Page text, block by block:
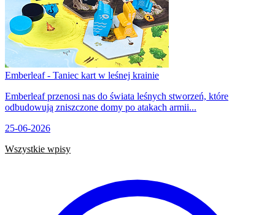
Emberleaf - Taniec kart w leśnej krainie
Emberleaf przenosi nas do świata leśnych stworzeń, które
odbudowują zniszczone domy po atakach armii...
25-06-2026
Wszystkie wpisy